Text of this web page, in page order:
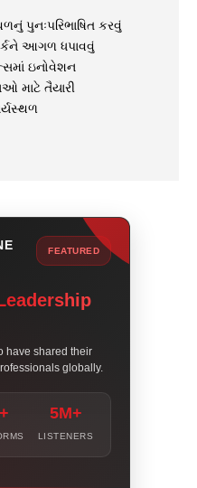
પુનઃપરિભાષિત કરવું
આગળ ધપાવવું
ઇનોવેશન
માટે તૈયારી
FEATURED
have shared their
globally.
5M+
LISTENERS